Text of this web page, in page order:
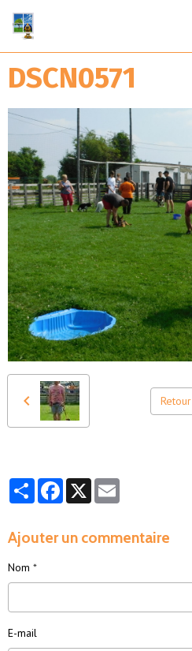
DSCN0571
Retour
PartagerFacebook
X
Ajouter un commentaire
Nom
E-mail